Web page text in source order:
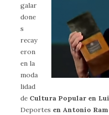
galar
done
s
recay
eron
en la
moda
lidad
de Cultura Popular en
Deportes en Antonio